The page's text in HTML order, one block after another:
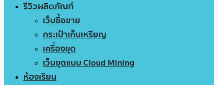
รีวิวผลิตภัณฑ์
เว็บซื้อขาย
กระเป๋าเก็บเหรียญ
เครื่องขุด
เว็บขุดแบบ Cloud Mining
ห้องเรียน